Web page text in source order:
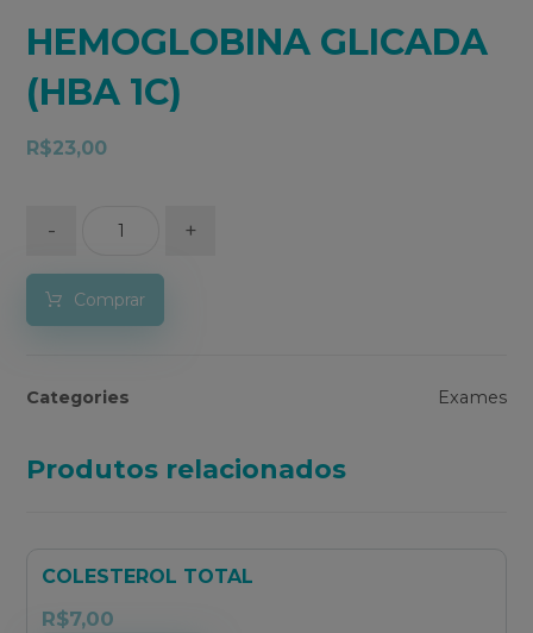
HEMOGLOBINA GLICADA
(HBA 1C)
R$23,00
- +
Comprar
Categories Exames
Produtos relacionados
COLESTEROL TOTAL
R$7,00